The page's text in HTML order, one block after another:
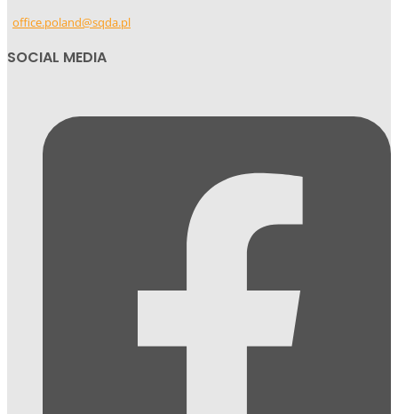
office.poland@sqda.pl
SOCIAL MEDIA